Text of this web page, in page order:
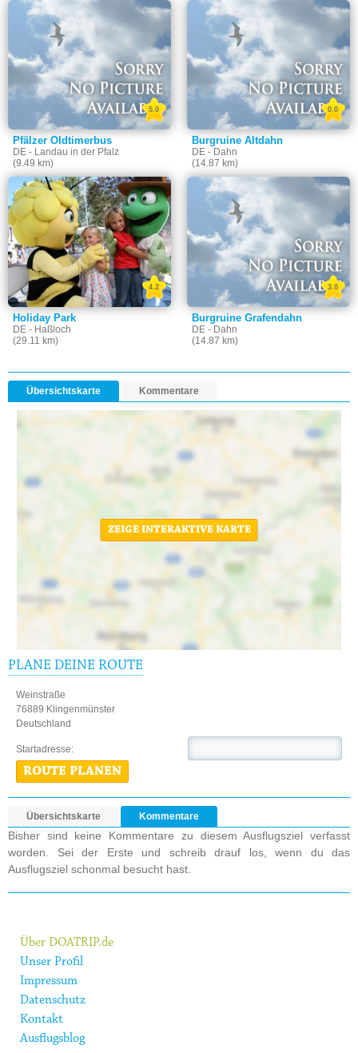
Pfälzer Oldtimerbus
DE - Landau in der Pfalz
(9.49 km)
5.0
Burgruine Altdahn
DE - Dahn
(14.87 km)
0.0
Holiday Park
DE - Haßloch
(29.11 km)
4.2
Burgruine Grafendahn
DE - Dahn
(14.87 km)
3.0
Übersichtskarte Kommentare
ZEIGE INTERAKTIVE KARTE
PLANE DEINE ROUTE
Weinstraße
76889 Klingenmünster
Deutschland
Startadresse:
ROUTE PLANEN
Übersichtskarte Kommentare
Bisher sind keine Kommentare zu diesem Ausflugsziel verfasst
worden. Sei der Erste und schreib drauf los, wenn du das
Ausflugsziel schonmal besucht hast.
Über DOATRIP.de
Unser Profil
Impressum
Datenschutz
Kontakt
Ausflugsblog